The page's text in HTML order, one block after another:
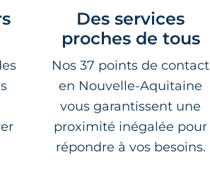
Des services
proches de tous
Nos 37 points de contact
en Nouvelle-Aquitaine
vous garantissent une
proximité inégalée pour
répondre à vos besoins.